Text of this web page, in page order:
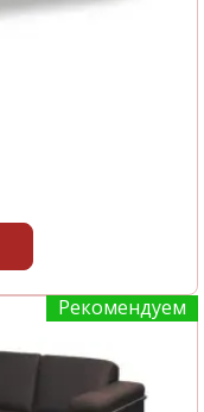
Рекомендуем